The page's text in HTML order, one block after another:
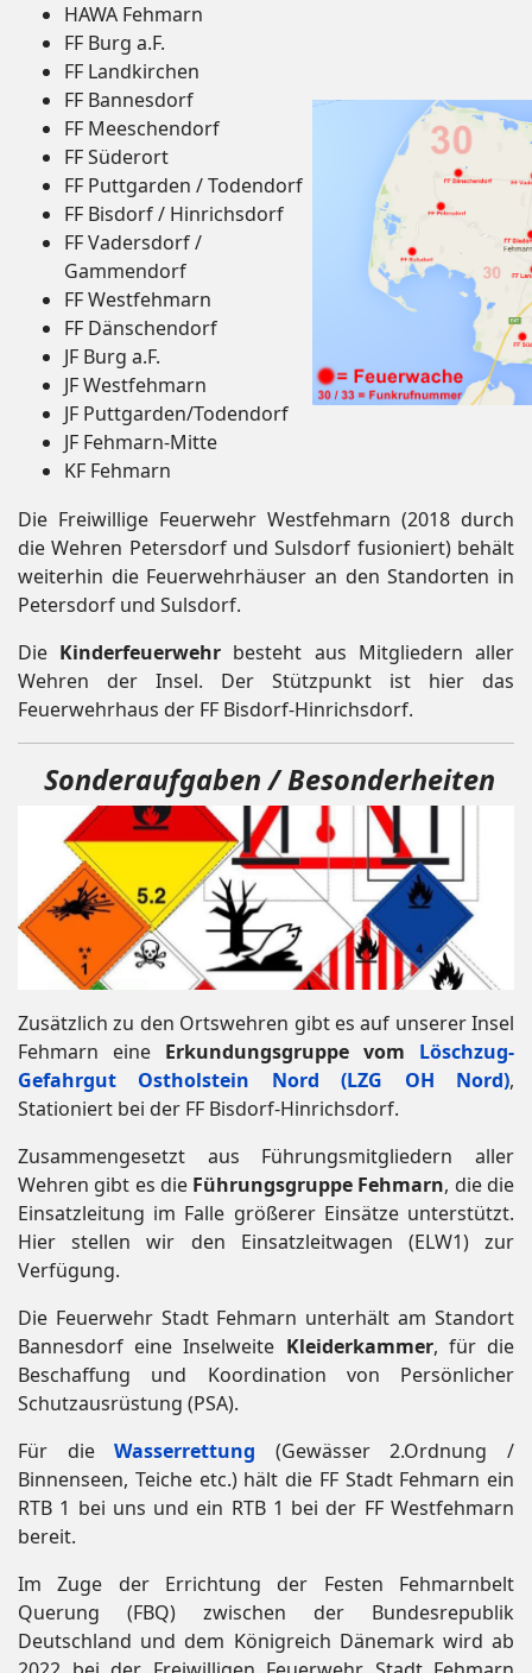
HAWA Fehmarn
FF Burg a.F.
FF Landkirchen
FF Bannesdorf
FF Meeschendorf
FF Süderort
FF Puttgarden / Todendorf
FF Bisdorf / Hinrichsdorf
FF Vadersdorf /
Gammendorf
FF Westfehmarn
FF Dänschendorf
JF Burg a.F.
JF Westfehmarn
JF Puttgarden/Todendorf
JF Fehmarn-Mitte
KF Fehmarn
Die Freiwillige Feuerwehr Westfehmarn (2018 durch
die Wehren Petersdorf und Sulsdorf fusioniert) behält
weiterhin die Feuerwehrhäuser an den Standorten in
Petersdorf und Sulsdorf.
Die Kinderfeuerwehr besteht aus Mitgliedern aller
Wehren der Insel. Der Stützpunkt ist hier das
Feuerwehrhaus der FF Bisdorf-Hinrichsdorf.
Sonderaufgaben / Besonderheiten
Zusätzlich zu den Ortswehren gibt es auf unserer Insel
Fehmarn eine Erkundungsgruppe vom Löschzug-
Gefahrgut Ostholstein Nord (LZG OH Nord),
Stationiert bei der FF Bisdorf-Hinrichsdorf.
Zusammengesetzt aus Führungsmitgliedern aller
Wehren gibt es die Führungsgruppe Fehmarn, die die
Einsatzleitung im Falle größerer Einsätze unterstützt.
Hier stellen wir den Einsatzleitwagen (ELW1) zur
Verfügung.
Die Feuerwehr Stadt Fehmarn unterhält am Standort
Bannesdorf eine Inselweite Kleiderkammer, für die
Beschaffung und Koordination von Persönlicher
Schutzausrüstung (PSA).
Für dieWasserrettung (Gewässer 2.Ordnung /
Binnenseen, Teiche etc.) hält die FF Stadt Fehmarn ein
RTB 1 bei uns und ein RTB 1 bei der FF Westfehmarn
bereit.
Im Zuge der Errichtung der Festen Fehmarnbelt
Querung (FBQ) zwischen der Bundesrepublik
Deutschland und dem Königreich Dänemark wird ab